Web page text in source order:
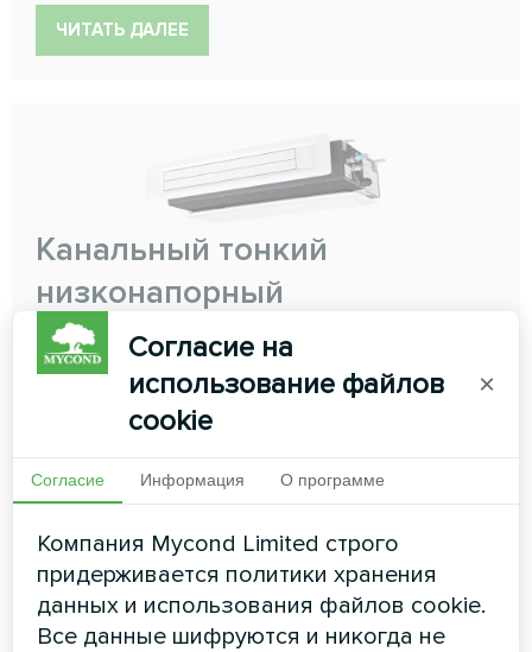
ЧИТАТЬ ДАЛЕЕ
Канальный тонкий
низконапорный
Тонкие канальные блоки предназначены для
установки в в ограниченномъ пространстве, что
делает их подходящими для установки в местах, где
монтаж стандартных воздуховодов не
представляется возможным
Мощность охлаждения: 1.50 ... 7.10 кВт
ЧИТАТЬ ДАЛЕЕ
Согласие на
использование файлов
cookie
×
Согласие Информация О программе
Компания Mycond Limited строго
придерживается политики хранения
данных и использования файлов cookie.
Все данные шифруются и никогда не